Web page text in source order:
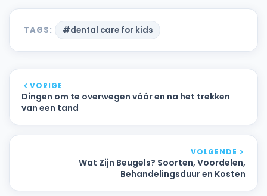
TAGS: #dental care for kids
VORIGE
Dingen om te overwegen vóór en na het trekken
van een tand
VOLGENDE
Wat Zijn Beugels? Soorten, Voordelen,
Behandelingsduur en Kosten